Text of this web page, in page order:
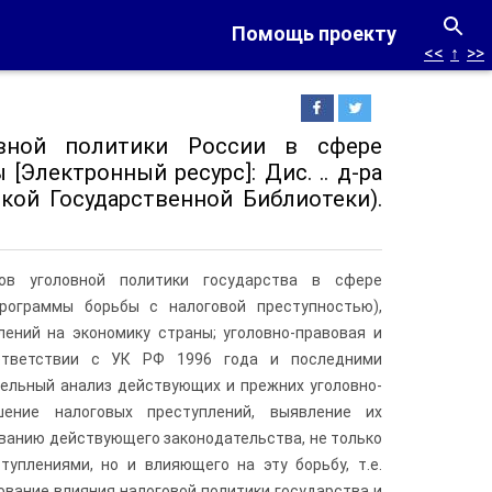
Помощь проекту
<< ↑ >>
политики России в сфере
ресурс]: Дис. .. д-ра
Государственной Библиотеки).
уголовной политики государства в сфере
борьбы с налоговой преступностью),
на экономику страны; уголовно-правовая и
с УК РФ 1996 года и последними
анализ действующих и прежних уголовно-
налоговых преступлений, выявление их
действующего законодательства, не только
но и влияющего на эту борьбу, т.е.